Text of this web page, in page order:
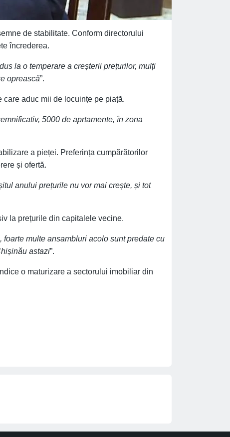
de stabilitate. Conform directorului
încrederea.
la o temperare a creșterii prețurilor, mulți
oprească”.
aduc mii de locuințe pe piață.
5000 de aprtamente, în zona
a pieței. Preferința cumpărătorilor
și ofertă.
anului prețurile nu vor mai crește, și tot
la prețurile din capitalele vecine.
multe ansambluri acolo sunt predate cu
astazi”.
o maturizare a sectorului imobiliar din